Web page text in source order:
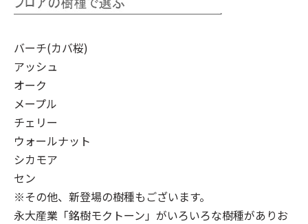
バーチ(カバ桜)
アッシュ
オーク
メープル
チェリー
ウォールナット
シカモア
セン
※その他、新登場の樹種もございます。
永大産業「銘樹モクトーン」 がいろいろな樹種がありお